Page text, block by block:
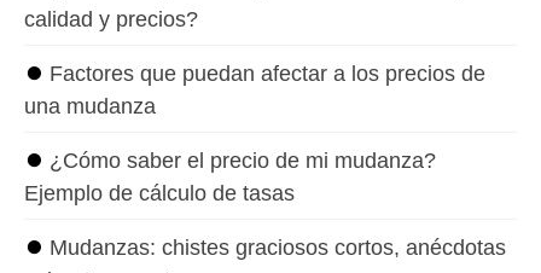
calidad y precios?
⏺ Factores que puedan afectar a los precios de
una mudanza
⏺ ¿Cómo saber el precio de mi mudanza?
Ejemplo de cálculo de tasas
⏺ Mudanzas: chistes graciosos cortos, anécdotas